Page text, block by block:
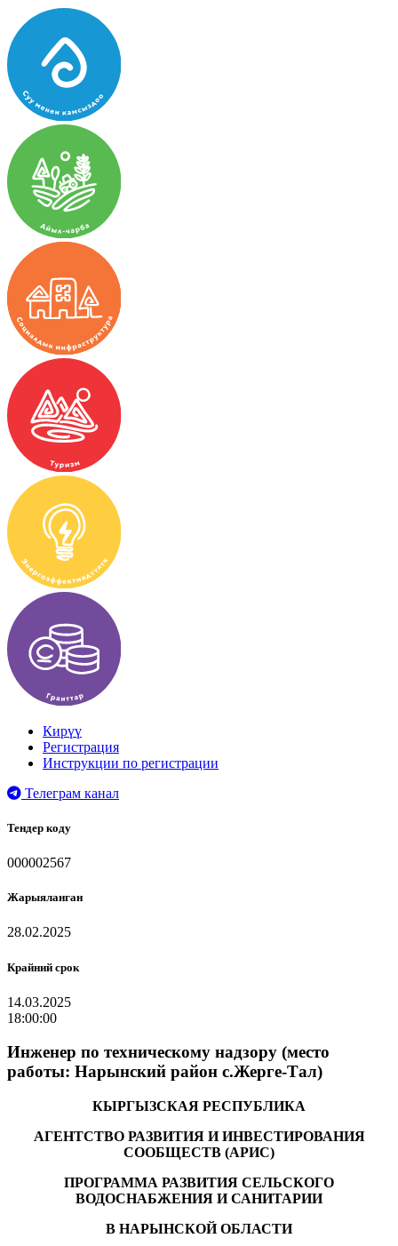
Кирүү
Регистрация
Инструкции по регистрации
Телеграм канал
Тендер коду
000002567
Жарыяланган
28.02.2025
Крайний срок
14.03.2025
18:00:00
Инженер по техническому надзору (место
работы: Нарынский район с.Жерге-Тал)
КЫРГЫЗСКАЯ РЕСПУБЛИКА
АГЕНТСТВО РАЗВИТИЯ И ИНВЕСТИРОВАНИЯ
СООБЩЕСТВ (АРИС)
ПРОГРАММА РАЗВИТИЯ СЕЛЬСКОГО
ВОДОСНАБЖЕНИЯ И САНИТАРИИ
В НАРЫНСКОЙ ОБЛАСТИ